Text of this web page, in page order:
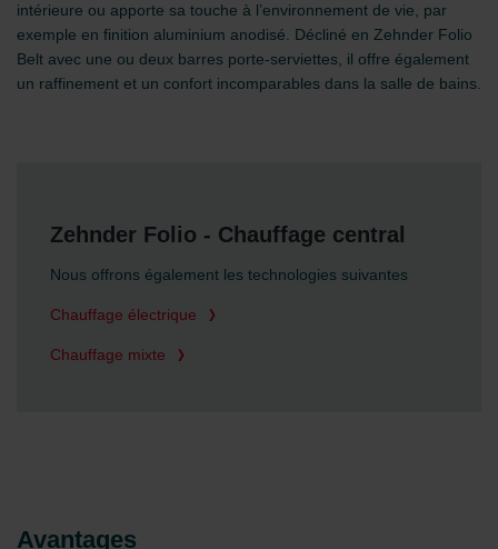
intérieure ou apporte sa touche à l’environnement de vie, par
exemple en finition aluminium anodisé. Décliné en Zehnder Folio
Belt avec une ou deux barres porte-serviettes, il offre également
un raffinement et un confort incomparables dans la salle de bains.
Zehnder Folio - Chauffage central
Nous offrons également les technologies suivantes
Chauffage électrique
Chauffage mixte
Avantages